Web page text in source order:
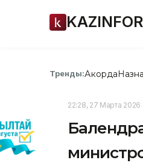
Тренды:Акорда
22:28, 27 Марта 2026